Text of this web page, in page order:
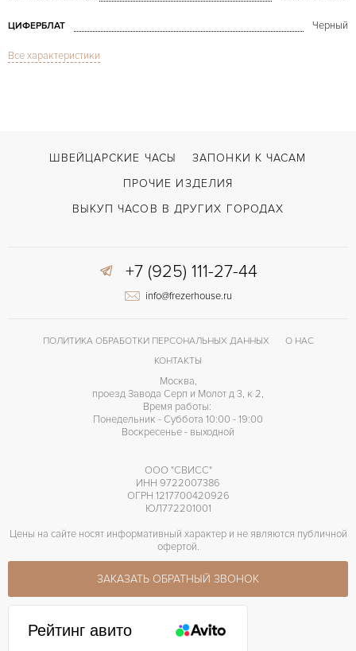
ЦИФЕРБЛАТ Черный
СТЕКЛО
ВОЗМОЖНОСТИ ДОСТАВКИ С документами, С футляром
Двойной сложности застежка
Все характеристики
ШВЕЙЦАРСКИЕ ЧАСЫ
ЗАПОНКИ К ЧАСАМ
ПРОЧИЕ ИЗДЕЛИЯ
ВЫКУП ЧАСОВ В ДРУГИХ ГОРОДАХ
+7 (925) 111-27-44
info@frezerhouse.ru
ПОЛИТИКА ОБРАБОТКИ ПЕРСОНАЛЬНЫХ ДАННЫХ
О НАС
КОНТАКТЫ
Москва,
проезд Завода Серп и Молот д 3, к 2,
Время работы:
Понедельник - Суббота 10:00 - 19:00
Воскресенье - выходной
ООО "СВИСС"
ИНН 9722007386
ОГРН 1217700420926
ЮЛ772201001
Цены на сайте носят информативный характер и не являются публичной
офертой.
ЗАКАЗАТЬ ОБРАТНЫЙ ЗВОНОК
Рейтинг авито